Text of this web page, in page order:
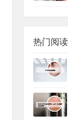
热门阅读